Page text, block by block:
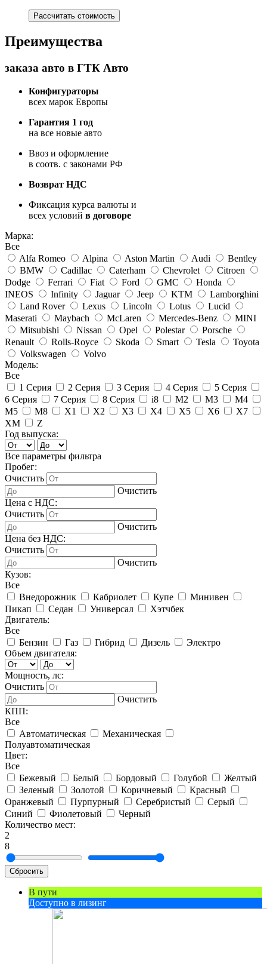
Рассчитать стоимость
Преимущества
заказа авто в ГТК Авто
Конфигураторы
всех марок Европы
Гарантия 1 год
на все новые авто
Ввоз и оформление
в соотв. с законами РФ
Возврат НДС
Фиксация курса валюты и
всех условий в договоре
Марка:
Все
Alfa Romeo
Alpina Aston Martin Audi
Bentley
BMW
Cadillac Caterham Chevrolet
Citroen
Dodge
Ferrari Fiat Ford GMC
Honda
INEOS
Infinity Jaguar Jeep KTM
Lamborghini
Land Rover
Lexus Lincoln Lotus
Lucid
Maserati
Maybach McLaren Mercedes-Benz
MINI
Mitsubishi
Nissan Opel Polestar
Porsche
Renault
Rolls-Royce Skoda Smart Tesla
Toyota
Volkswagen
Volvo
Модель:
Все
1 Серия
2 Серия 3 Серия 4 Серия
5 Серия
6 Серия
7 Серия 8 Серия i8 M2 M3
M4
M5
M8 X1 X2 X3 X4 X5 X6
X7
XM
Z
Год выпуска:
Все параметры фильтра
Пробег:
Очистить
Очистить
Цена с НДС:
Очистить
Очистить
Цена без НДС:
Очистить
Очистить
Кузов:
Все
Внедорожник
Кабриолет Купе
Минивен
Пикап
Седан Универсал
Хэтчбек
Двигатель:
Все
Бензин
Газ Гибрид Дизель
Электро
Объем двигателя:
Мощность, лс:
Очистить
Очистить
КПП:
Все
Автоматическая
Механическая
Полуавтоматическая
Цвет:
Все
Бежевый
Белый Бордовый Голубой
Желтый
Зеленый
Золотой Коричневый
Красный
Оранжевый
Пурпурный Серебристый
Серый
Синий
Фиолетовый
Черный
Количество мест:
2
8
Сбросить
В пути
Доступно в лизинг